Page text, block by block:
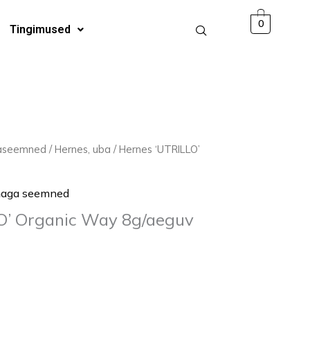
Tingimused 0
/Hernes, uba / Hernes ‘UTRILLO’
seemned
Organic Way 8g/aeguv
8g/aeguv